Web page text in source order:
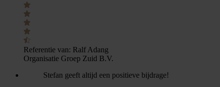
Referentie van: Ralf Adang
Organisatie Groep Zuid B.V.
Stefan geeft altijd een positieve bijdrage!